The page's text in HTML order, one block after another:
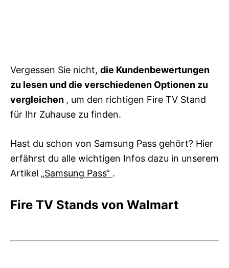
Vergessen Sie nicht, die Kundenbewertungen
zu lesen und die verschiedenen Optionen zu
vergleichen , um den richtigen Fire TV Stand
für Ihr Zuhause zu finden.
Hast du schon von Samsung Pass gehört? Hier
erfährst du alle wichtigen Infos dazu in unserem
Artikel „Samsung Pass“ .
Fire TV Stands von Walmart